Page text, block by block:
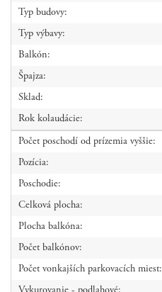
Typ budovy:
Typ výbavy:
Balkón:
Špajza:
Sklad:
Rok kolaudácie:
Počet poschodí od prízemia vyššie:
Pozícia:
Poschodie:
Celková plocha:
Plocha balkóna:
Počet balkónov:
Počet vonkajších parkovacích miest: